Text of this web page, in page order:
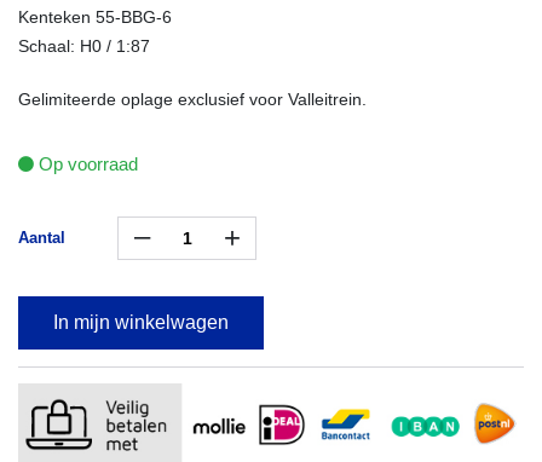
Kenteken 55-BBG-6
Schaal: H0 / 1:87
Gelimiteerde oplage exclusief voor Valleitrein.
Op voorraad
Aantal – +
In mijn winkelwagen